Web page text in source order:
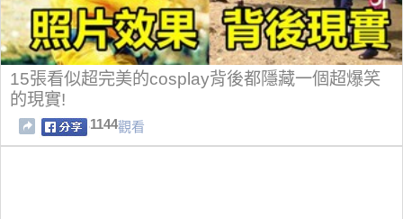
15張看似超完美的cosplay背後都隱藏一個超爆笑
的現實!
1144觀看